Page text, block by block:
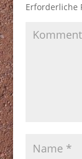
Erforderliche